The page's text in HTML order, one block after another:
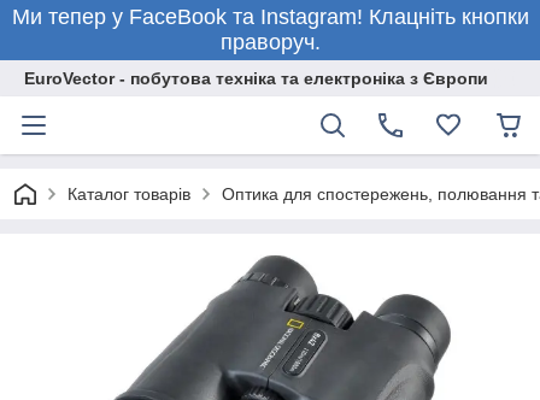
Ми тепер у FaceBook та Instagram! Клацніть кнопки
праворуч.
EuroVector - побутова техніка та електроніка з Європи
Каталог товарів Оптика для спостережень, полювання